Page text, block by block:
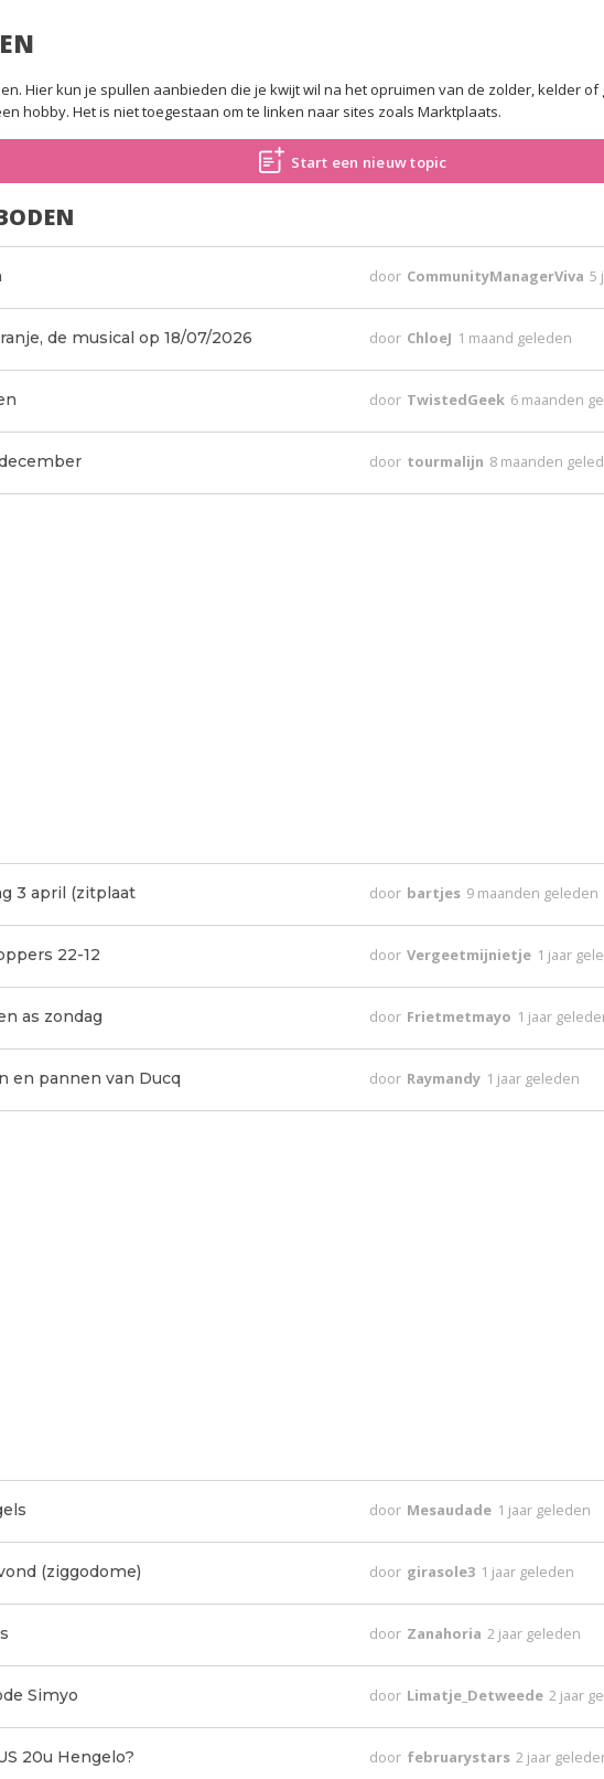
Hier kun je spullen aanbieden die je kwijt wil na het opruimen van de zolder, kelder
hobby. Het is niet toegestaan om te linken naar sites zoals Marktplaats.
Start een nieuw topic
door CommunityManagerViva 5
de musical op 18/07/2026 door ChloeJ 1 maand geleden
door TwistedGeek 6 maanden
door tourmalijn 8 maanden
3 april (zitplaat door bartjes 9 maanden geleden
22-12 door Vergeetmijnietje 1 jaar
as zondag door Frietmetmayo 1 jaar
en pannen van Ducq door Raymandy 1 jaar geleden
door Mesaudade 1 jaar geleden
(ziggodome) door girasole3 1 jaar geleden
door Zanahoria 2 jaar geleden
Simyo door Limatje_Detweede 2 jaar
20u Hengelo? door februarystars 2 jaar